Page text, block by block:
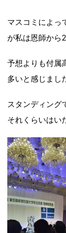
マスコミによっ
が私は恩師から
予想よりも付属
多いと感じまし
スタンディング
それくらいはい